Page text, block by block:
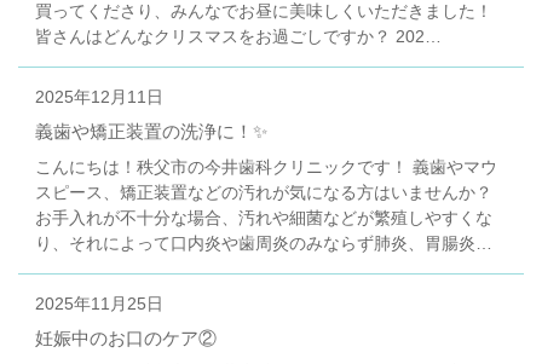
買ってくださり、みんなでお昼に美味しくいただきました！
皆さんはどんなクリスマスをお過ごしですか？ 202…
2025年12月11日
義歯や矯正装置の洗浄に！✨
こんにちは！秩父市の今井歯科クリニックです！ 義歯やマウ
スピース、矯正装置などの汚れが気になる方はいませんか？
お手入れが不十分な場合、汚れや細菌などが繁殖しやすくな
り、それによって口内炎や歯周炎のみならず肺炎、胃腸炎…
2025年11月25日
妊娠中のお口のケア②